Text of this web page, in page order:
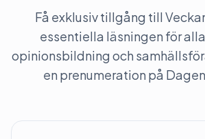
Få exklusiv tillgång till
essentiella läsningen för
opinionsbildning och
en prenumeration på